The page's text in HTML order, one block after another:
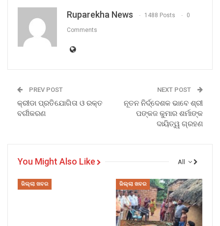
Ruparekha News 1488 Posts 0
Comments
PREV POST
କ୍ରୀଡା ପ୍ରତିଯୋଗିତା ଓ ରକ୍ତ
ବର୍ଗୀକରଣ
NEXT POST
ନୂତନ ନିର୍ଦ୍ଦେଶକ ଭାବେ ଶ୍ରୀ
ପଙ୍କଜ କୁମାର ଶର୍ମାଙ୍କ
ଦାୟିତ୍ୱ ଗ୍ରହଣ
All
You Might Also Like
ଜିଲ୍ଲା ଖବର ଜିଲ୍ଲା ଖବର